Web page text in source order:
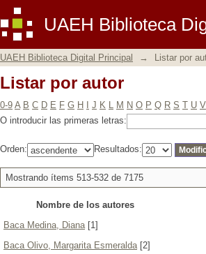
UAEH Biblioteca
Listar por autor
UAEH Biblioteca Digital Principal → Listar por
Listar por autor
0-9 A B C D E F G H J K L M N O P Q R S T U V
O introducir las primeras letras:
Orden: Resultados:
Mostrando ítems 513-532 de 7175
Nombre de los autores
Baca Medina, Diana[1]
Baca Olivo, Margarita Esmeralda[2]